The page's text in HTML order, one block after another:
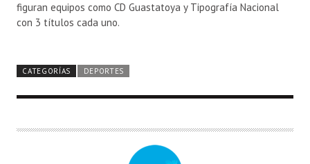
figuran equipos como CD Guastatoya y Tipografía Nacional
con 3 títulos cada uno.
CATEGORÍAS DEPORTES